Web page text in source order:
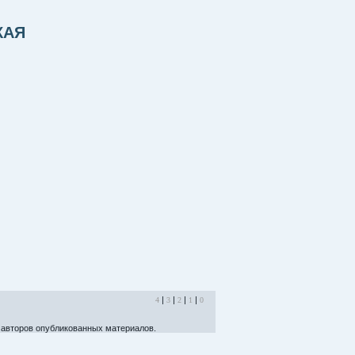
4 | 3 | 2 | 1 | 0
опубликованных материалов.